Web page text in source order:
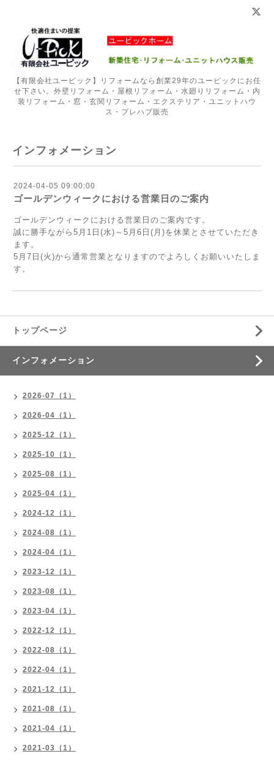
【有限会社ユーピック】リフォームなら創業29年のユーピックにお任
せ下さい。外壁リフォーム・屋根リフォーム・水廻りリフォーム・内
装リフォーム・窓・玄関リフォーム・エクステリア・ユニットハウ
ス・プレハブ販売
インフォメーション
2024-04-05 09:00:00
ゴールデンウィークにおける営業日のご案内
ゴールデンウィークにおける営業日のご案内です。
誠に勝手ながら5月1日(水)～5月6日(月)を休業とさせていただき
ます。
5月7日(火)から通常営業となりますのでよろしくお願いいたしま
す。
トップページ
インフォメーション
2026-07（1）
2026-04（1）
2025-12（1）
2025-10（1）
2025-08（1）
2025-04（1）
2024-12（1）
2024-08（1）
2024-04（1）
2023-12（1）
2023-08（1）
2023-04（1）
2022-12（1）
2022-08（1）
2022-04（1）
2021-12（1）
2021-08（1）
2021-04（1）
2021-03（1）